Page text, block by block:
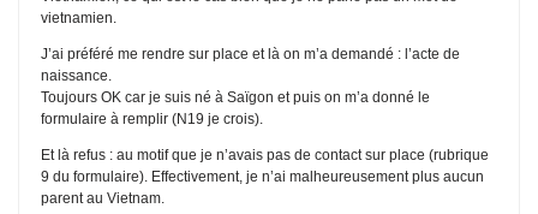
vietnamien.
J’ai préféré me rendre sur place et là on m’a demandé : l’acte de
naissance.
Toujours OK car je suis né à Saïgon et puis on m’a donné le
formulaire à remplir (N19 je crois).
Et là refus : au motif que je n’avais pas de contact sur place (rubrique
9 du formulaire). Effectivement, je n’ai malheureusement plus aucun
parent au Vietnam.